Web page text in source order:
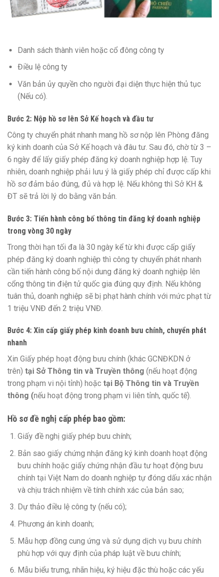
Danh sách thành viên hoặc cổ đông công ty
Điều lệ công ty
Văn bản ủy quyền cho người đại diện thực hiện thủ tục
(Nếu có).
Bước 2: Nộp hồ sơ lên Sở Kế hoạch và đầu tư
Công ty chuyển phát nhanh mang hồ sơ nộp lên Phòng đăng
ký kinh doanh của Sở Kế hoạch và đâu tư. Sau đó, chờ từ 3 –
6 ngày để lấy giấy phép đăng ký doanh nghiệp hợp lệ. Tuy
nhiên, doanh nghiệp phải lưu ý là giấy phép chỉ được cấp khi
hồ sơ đảm bảo đúng, đủ và hợp lệ. Nếu không thì Sở KH &
ĐT sẽ trả lời lý do bằng văn bản.
Bước 3: Tiến hành công bố thông tin đăng ký doanh nghiệp
trong vòng 30 ngày
Trong thời hạn tối đa là 30 ngày kể từ khi được cấp giấy
phép đăng ký doanh nghiệp thì công ty chuyển phát nhanh
cần tiến hành công bố nội dung đăng ký doanh nghiệp lên
cổng thông tin điện tử quốc gia đúng quy định. Nếu không
tuân thủ, doanh nghiệp sẽ bị phạt hành chính với mức phạt từ
1 triệu VNĐ đến 2 triệu VNĐ.
Bước 4: Xin cấp giấy phép kinh doanh bưu chính, chuyển phát
nhanh
Xin Giấy phép hoạt động bưu chính (khác GCNĐKDN ở
trên) tại Sở Thông tin và Truyền thông (nếu hoạt động
trong phạm vi nội tỉnh) hoặc tại Bộ Thông tin và Truyền
thông (nếu hoạt động trong phạm vi liên tỉnh, quốc tế).
Hồ sơ đề nghị cấp phép bao gồm:
Giấy đề nghị giấy phép bưu chính;
Bản sao giấy chứng nhận đăng ký kinh doanh hoạt động
bưu chính hoặc giấy chứng nhận đầu tư hoạt động bưu
chính tại Việt Nam do doanh nghiệp tự đóng dấu xác nhận
và chịu trách nhiệm về tính chính xác của bản sao;
Dự thảo điều lệ công ty (nếu có);
Phương án kinh doanh;
Mẫu hợp đồng cung ứng và sử dụng dịch vụ bưu chính
phù hợp với quy định của pháp luật về bưu chính;
Mẫu biểu trưng, nhãn hiệu, ký hiệu đặc thù hoặc các yếu